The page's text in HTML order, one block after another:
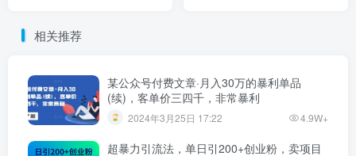
相关推荐
某公众号付费文章·月入30万的暴利单品
(续)，客单价三四千，非常暴利
2024年3月25日 17:22 4.9W+
超暴力引流法，单日引200+创业粉，卖项目